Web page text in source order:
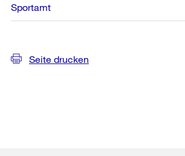
Sportamt
Seite drucken